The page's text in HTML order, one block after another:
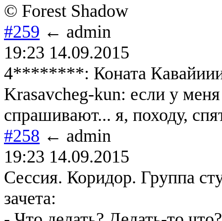
© Forest Shadow
#259 ← admin
19:23 14.09.2015
4********: Коната
Krasavcheg-kun: если у
спрашивают... я, походу,
#258 ← admin
19:23 14.09.2015
Сессия. Коридор. Группа
зачета: